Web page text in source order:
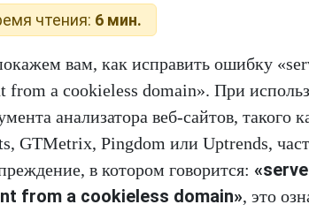
чтения: 6 мин.
вам, как исправить ошибку
from a cookieless domain». При
анализатора веб-сайтов, такого
GTMetrix, Pingdom или Uptrends,
в котором говорится:
from a cookieless domain», это